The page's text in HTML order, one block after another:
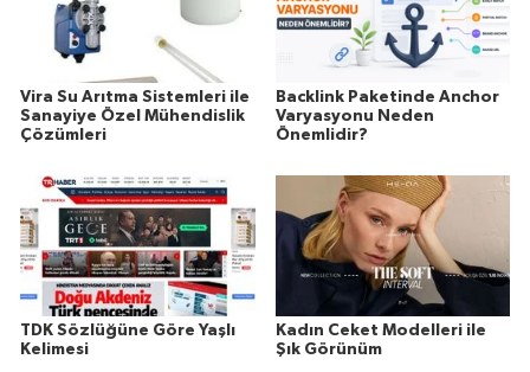
Vira Su Arıtma Sistemleri ile
Sanayiye Özel Mühendislik
Çözümleri
Backlink Paketinde Anchor
Varyasyonu Neden
Önemlidir?
TDK Sözlüğüne Göre Yaşlı
Kelimesi
Kadın Ceket Modelleri ile
Şık Görünüm